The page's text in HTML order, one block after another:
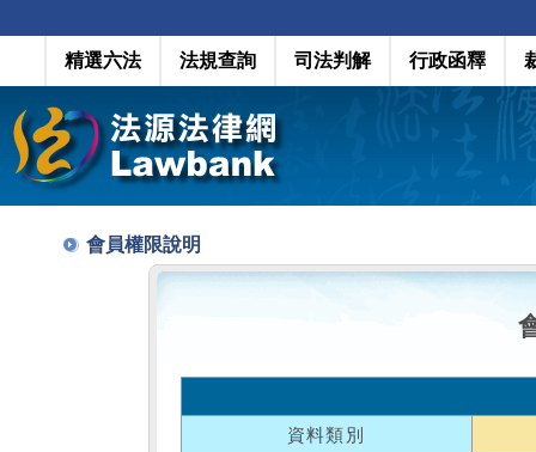
精選六法 法規查詢 司法判解 行政函釋
會員權限說明
資料類別